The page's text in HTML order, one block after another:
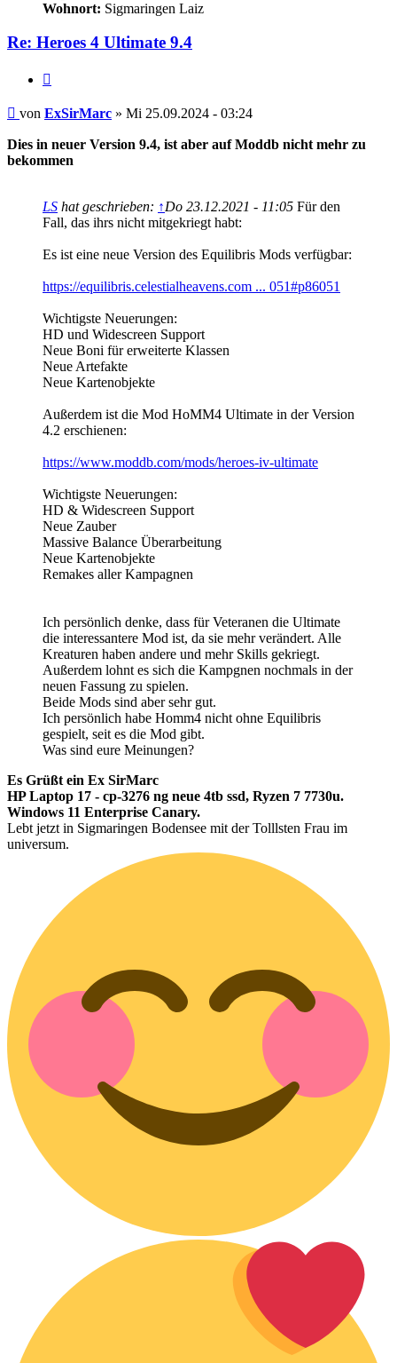
Wohnort: Sigmaringen Laiz
Re: Heroes 4 Ultimate 9.4
Beitrag
von ExSirMarc » Mi 25.09.2024 - 03:24
Dies in neuer Version 9.4, ist aber auf Moddb nicht mehr zu
bekommen
LS hat geschrieben: ↑Do 23.12.2021 - 11:05 Für den
Fall, das ihrs nicht mitgekriegt habt:
Es ist eine neue Version des Equilibris Mods verfügbar:
https://equilibris.celestialheavens.com ... 051#p86051
Wichtigste Neuerungen:
HD und Widescreen Support
Neue Boni für erweiterte Klassen
Neue Artefakte
Neue Kartenobjekte
Außerdem ist die Mod HoMM4 Ultimate in der Version
4.2 erschienen:
https://www.moddb.com/mods/heroes-iv-ultimate
Wichtigste Neuerungen:
HD & Widescreen Support
Neue Zauber
Massive Balance Überarbeitung
Neue Kartenobjekte
Remakes aller Kampagnen
Ich persönlich denke, dass für Veteranen die Ultimate
die interessantere Mod ist, da sie mehr verändert. Alle
Kreaturen haben andere und mehr Skills gekriegt.
Außerdem lohnt es sich die Kampgnen nochmals in der
neuen Fassung zu spielen.
Beide Mods sind aber sehr gut.
Ich persönlich habe Homm4 nicht ohne Equilibris
gespielt, seit es die Mod gibt.
Was sind eure Meinungen?
Es Grüßt ein Ex SirMarc
HP Laptop 17 - cp-3276 ng neue 4tb ssd, Ryzen 7 7730u.
Windows 11 Enterprise Canary.
Lebt jetzt in Sigmaringen Bodensee mit der Tolllsten Frau im
universum.